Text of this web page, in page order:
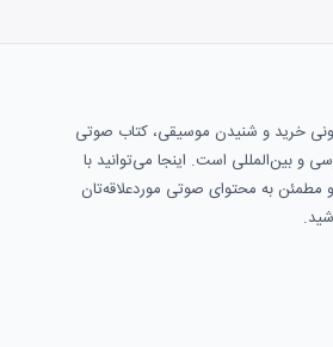
خرید و شنیدن موسیقی، کتاب صوتی
و بین‌المللی است. اینجا می‌توانید با
و مطمئن به محتوای صوتی موردعلاقه‌تان